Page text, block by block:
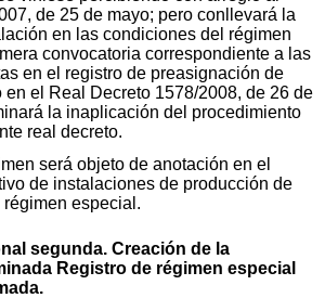
de 25 de mayo; pero conllevará la
en las condiciones del régimen
convocatoria correspondiente a las
en el registro de preasignación de
en el Real Decreto 1578/2008, de 26 de
la inaplicación del procedimiento
real decreto.
será objeto de anotación en el
de instalaciones de producción de
especial.
segunda. Creación de la
Registro de régimen especial